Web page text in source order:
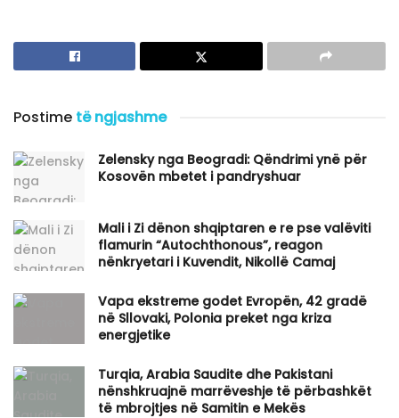
Postime të ngjashme
Zelensky nga Beogradi: Qëndrimi ynë për
Kosovën mbetet i pandryshuar
​Mali i Zi dënon shqiptaren e re pse valëviti
flamurin “Autochthonous”, reagon
nënkryetari i Kuvendit, Nikollë Camaj
Vapa ekstreme godet Evropën, 42 gradë
në Sllovaki, Polonia preket nga kriza
energjetike
Turqia, Arabia Saudite dhe Pakistani
nënshkruajnë marrëveshje të përbashkët
të mbrojtjes në Samitin e Mekës